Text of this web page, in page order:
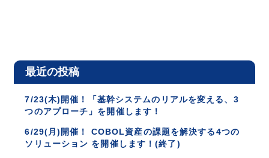
最近の投稿
7/23(木)開催！「基幹システムのリアルを変える、3
つのアプローチ」を開催します！
6/29(月)開催！ COBOL資産の課題を解決する4つの
ソリューション を開催します！(終了)